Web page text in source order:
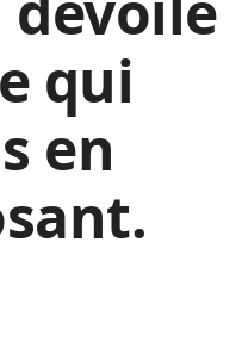
qui
en